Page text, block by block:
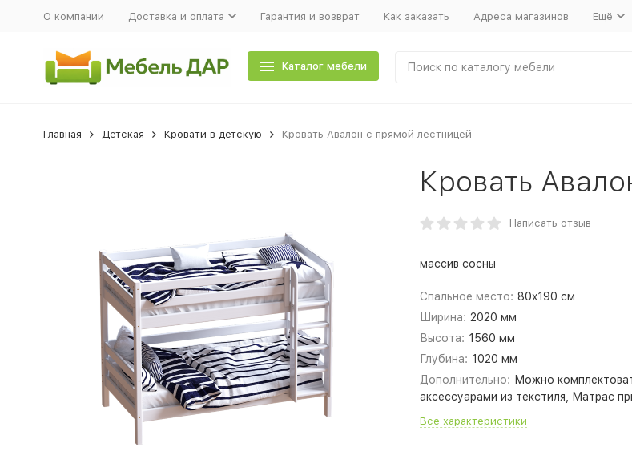
О компании Доставка и оплата Гарантия и возврат Как заказать Адреса магазинов Ещё
Каталог мебели
Главная Детская Кровати в детскую Кровать Авалон с прямой лестницей
Кровать
Написать отзыв
массив сосны
Спальное место: 80x190 см
Ширина: 2020 мм
Высота: 1560 мм
Глубина: 1020 мм
Дополнительно: Можно
аксессуарами из текстиля, Матрас
Все характеристики